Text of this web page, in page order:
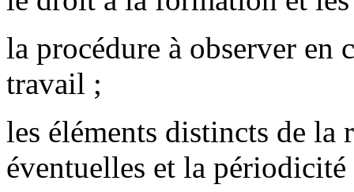
la procédure à observer en
travail ;
les éléments distincts de la
éventuelles et la